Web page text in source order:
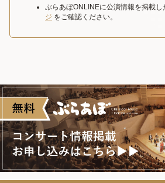
ぶらあぼONLINEに公演情報を掲載し
ジ をご確認ください。